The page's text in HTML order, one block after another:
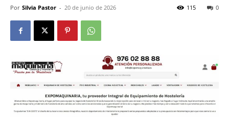
Por Silvia Pastor - 20 de junio de 2026 0
115